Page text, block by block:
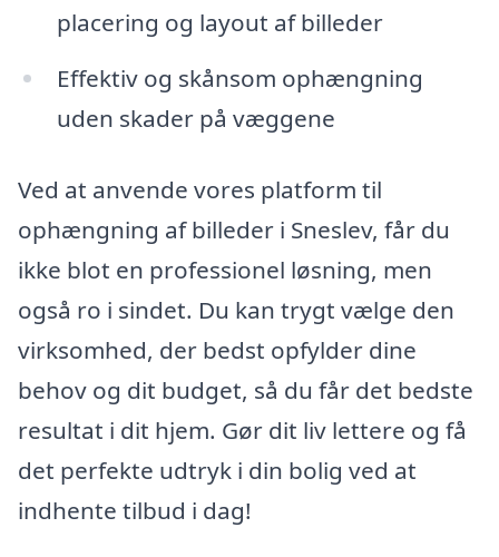
placering og layout af billeder
Effektiv og skånsom ophængning
uden skader på væggene
Ved at anvende vores platform til
ophængning af billeder i Sneslev, får du
ikke blot en professionel løsning, men
også ro i sindet. Du kan trygt vælge den
virksomhed, der bedst opfylder dine
behov og dit budget, så du får det bedste
resultat i dit hjem. Gør dit liv lettere og få
det perfekte udtryk i din bolig ved at
indhente tilbud i dag!